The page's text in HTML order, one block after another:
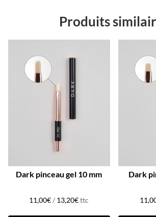
Produits
Dark pinceau gel 10 mm
11,00€/ 13,20€ttc
Dark